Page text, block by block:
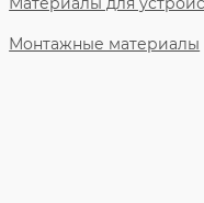
Монтажные материалы